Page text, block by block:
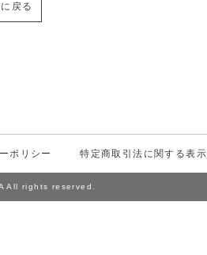
戻る
ポリシー 特定商取引法に関する表示
All rights reserved.